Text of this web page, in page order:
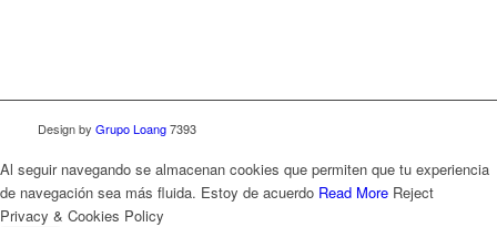
Design by Grupo Loang7393
Al seguir navegando se almacenan cookies que permiten que tu experiencia
de navegación sea más fluida. Estoy de acuerdo Read More Reject
Privacy & Cookies Policy